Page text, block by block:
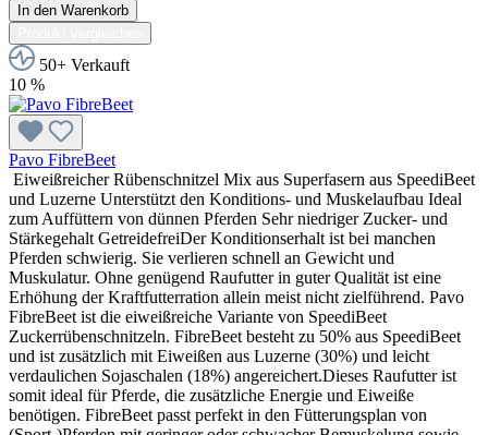
In den Warenkorb
50+ Verkauft
10 %
Pavo FibreBeet
Eiweißreicher Rübenschnitzel Mix aus Superfasern aus SpeediBeet
und Luzerne Unterstützt den Konditions- und Muskelaufbau Ideal
zum Auffüttern von dünnen Pferden Sehr niedriger Zucker- und
Stärkegehalt GetreidefreiDer Konditionserhalt ist bei manchen
Pferden schwierig. Sie verlieren schnell an Gewicht und
Muskulatur. Ohne genügend Raufutter in guter Qualität ist eine
Erhöhung der Kraftfutterration allein meist nicht zielführend. Pavo
FibreBeet ist die eiweißreiche Variante von SpeediBeet
Zuckerrübenschnitzeln. FibreBeet besteht zu 50% aus SpeediBeet
und ist zusätzlich mit Eiweißen aus Luzerne (30%) und leicht
verdaulichen Sojaschalen (18%) angereichert.Dieses Raufutter ist
somit ideal für Pferde, die zusätzliche Energie und Eiweiße
benötigen. FibreBeet passt perfekt in den Fütterungsplan von